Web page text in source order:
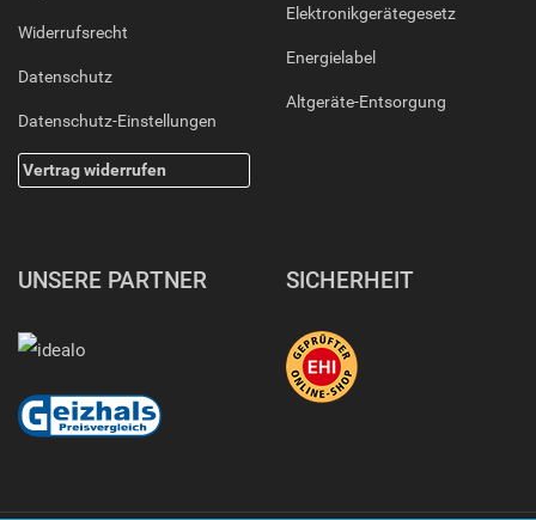
Widerrufsrecht
Datenschutz
Datenschutz-Einstellungen
Vertrag widerrufen
Elektronikgerätegesetz
Energielabel
Altgeräte-Entsorgung
UNSERE PARTNER SICHERHEIT